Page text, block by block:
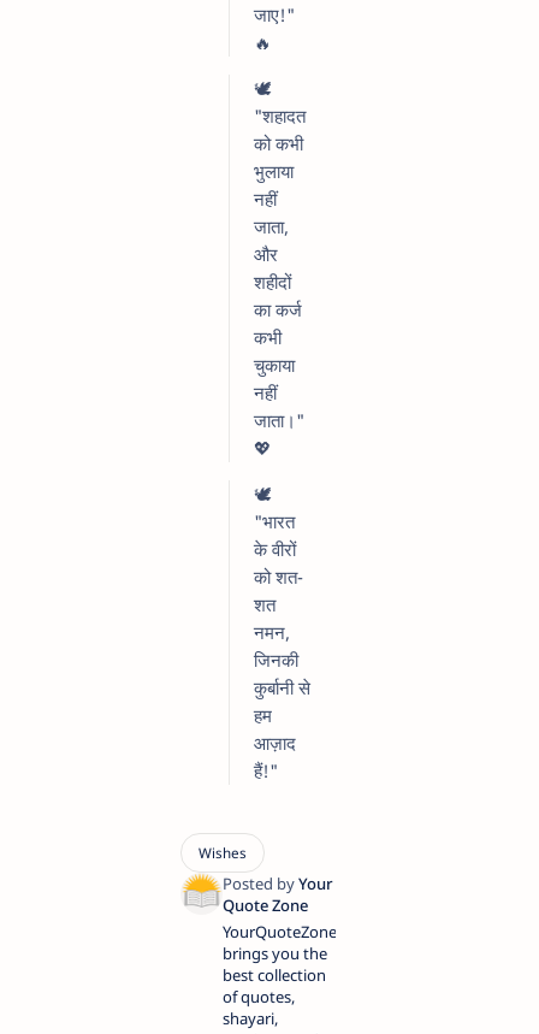
जाए!"
🔥
🕊️
"शहादत
को कभी
भुलाया
नहीं
जाता,
और
शहीदों
का कर्ज
कभी
चुकाया
नहीं
जाता।"
💖
🕊️
"भारत
के वीरों
को शत-
शत
नमन,
जिनकी
कुर्बानी से
हम
आज़ाद
हैं!"
YourQuoteZone
brings you the
best collection
of quotes,
shayari,